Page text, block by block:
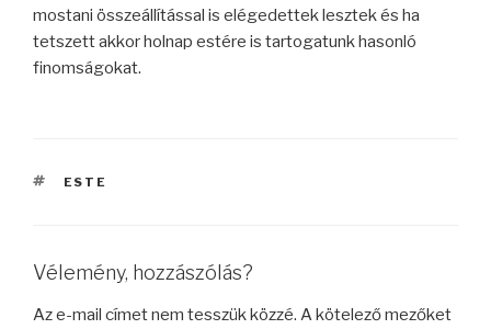
mostani összeállítással is elégedettek lesztek és ha
tetszett akkor holnap estére is tartogatunk hasonló
finomságokat.
CÍMKÉK
ESTE
Vélemény, hozzászólás?
Az e-mail címet nem tesszük közzé. A kötelező mezőket